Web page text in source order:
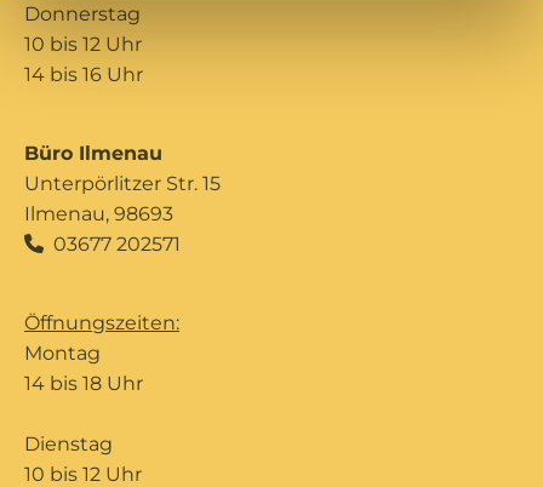
Donnerstag
10 bis 12 Uhr
14 bis 16 Uhr
Büro Ilmenau
Unterpörlitzer Str. 15
Ilmenau, 98693
 03677 202571
Öffnungszeiten:
Montag
14 bis 18 Uhr
Dienstag
10 bis 12 Uhr